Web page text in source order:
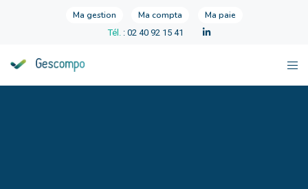
Ma gestion Ma compta Ma paie
Tél. : 02 40 92 15 41